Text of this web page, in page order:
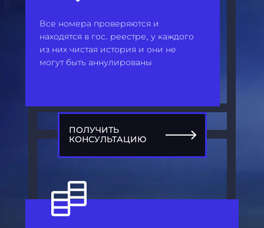
Все номера проверяются и
находятся в гос. реестре, у каждого
из них чистая история и они не
могут быть аннулированы
ПОЛУЧИТЬ
КОНСУЛЬТАЦИЮ